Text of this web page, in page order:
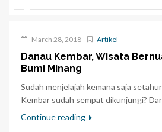
March 28, 2018 Artikel
Danau Kembar, Wisata
Bumi Minang
Sudah menjelajah kemana saja
Kembar sudah sempat dikunjungi?
Continue reading